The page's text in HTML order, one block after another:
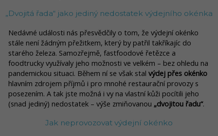
„Dvojitá řada“ jako jediný nedostatek výdejního okénka
Nedávné události nás přesvědčily o tom, že výdejní okénko
stále není žádným přežitkem, který by patřil takříkajíc do
starého železa. Samozřejmě, fastfoodové řetězce a
foodtrucky využívaly jeho možnosti ve velkém – bez ohledu na
pandemickou situaci. Během ní se však stal výdej přes okénko
hlavním zdrojem příjmů i pro mnohé restaurační provozy s
posezením. A tak jste možná i vy na vlastní kůži pocítili jeho
(snad jediný) nedostatek – výše zmiňovanou „dvojitou řadu“.
Jak neprovozovat výdejní okénko